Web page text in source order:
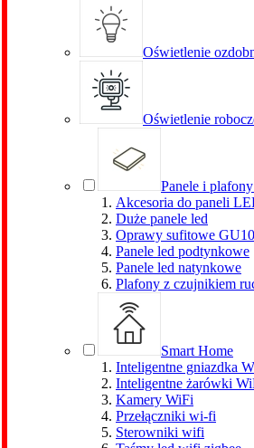
Oświetlenie
Oświetlenie
Panele i
Akcesoria do paneli
Duże panele led
Oprawy sufitowe
Panele led podtynkowe
Panele led natynkowe
Plafony z czujnikiem
Smart Home
Inteligentne gniazdka
Inteligentne żarówki
Kamery WiFi
Przełączniki wi-fi
Sterowniki wifi